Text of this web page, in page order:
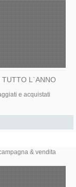
TUTTO L`ANNO
e acquistati